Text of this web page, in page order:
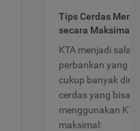
Tips Cerdas
secara Maksimal
KTA menjadi
perbankan yang
cukup banyak
cerdas yang bisa
menggunakan
maksimal: